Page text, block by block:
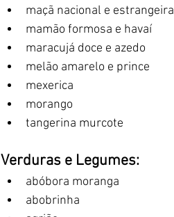
maçã nacional e estrangeira
mamão formosa e havaí
maracujá doce e azedo
melão amarelo e prince
mexerica
morango
tangerina murcote
Verduras e Legumes:
abóbora moranga
abobrinha